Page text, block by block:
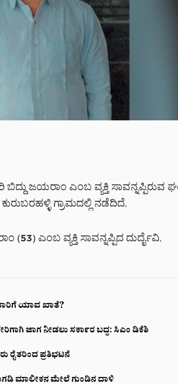
ಬಿದ್ದು ಜಯರಾಂ ಎಂಬ ವ್ಯಕ್ತಿ ಸಾವನ್ನಪ್ಪಿರುವ
ಗ್ರಾಮದಲ್ಲಿ ನಡೆದಿದೆ.
(53) ಎಂಬ ವ್ಯಕ್ತಿ ಸಾವನ್ನಪ್ಪಿದ ದುರ್ದೈವಿ.
ಯಾವ ಖಾತೆ?
ಜಾಗ ನೀಡಲು ಸರ್ಕಾರ ಬದ್ಧ: ಸಿಎಂ ಡಿಕೆಶಿ
ರೈತರಿಂದ ಪ್ರತಿಭಟನೆ
ಮಾಲೀಕನ ಮೇಲೆ ಗುಂಡಿನ ದಾಳಿ